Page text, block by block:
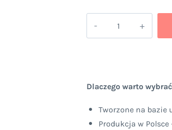
Puzzle
Plac
Dlaczego warto
Tworzone na
Produkcja w Polsce